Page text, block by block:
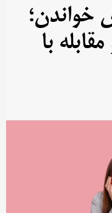
خواندن؛
با